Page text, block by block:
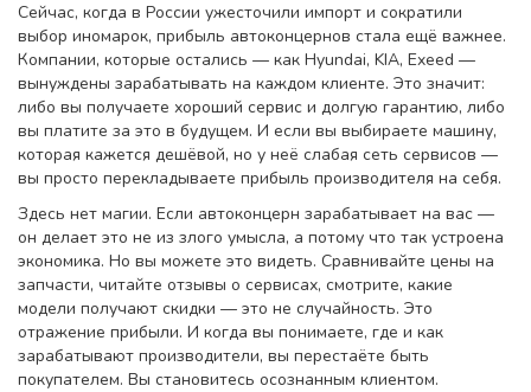
Сейчас, когда в России ужесточили импорт и сократили
выбор иномарок, прибыль автоконцернов стала ещё важнее.
Компании, которые остались — как Hyundai, KIA, Exeed —
вынуждены зарабатывать на каждом клиенте. Это значит:
либо вы получаете хороший сервис и долгую гарантию, либо
вы платите за это в будущем. И если вы выбираете машину,
которая кажется дешёвой, но у неё слабая сеть сервисов —
вы просто перекладываете прибыль производителя на себя.
Здесь нет магии. Если автоконцерн зарабатывает на вас —
он делает это не из злого умысла, а потому что так устроена
экономика. Но вы можете это видеть. Сравнивайте цены на
запчасти, читайте отзывы о сервисах, смотрите, какие
модели получают скидки — это не случайность. Это
отражение прибыли. И когда вы понимаете, где и как
зарабатывают производители, вы перестаёте быть
покупателем. Вы становитесь осознанным клиентом.